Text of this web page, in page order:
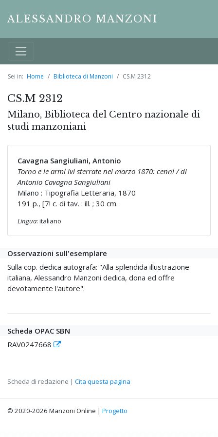
ALESSANDRO MANZONI
Sei in: Home Biblioteca di Manzoni CS.M 2312
CS.M 2312
Milano, Biblioteca del Centro nazionale di
studi manzoniani
Cavagna Sangiuliani, Antonio
Torno e le armi ivi sterrate nel marzo 1870: cenni / di
Antonio Cavagna Sangiuliani
Milano : Tipografia Letteraria, 1870
191 p., [7! c. di tav. : ill. ; 30 cm.
Lingua: italiano
Osservazioni sull'esemplare
Sulla cop. dedica autografa: "Alla splendida illustrazione
italiana, Alessandro Manzoni dedica, dona ed offre
devotamente l'autore".
Scheda OPAC SBN
RAV0247668
Scheda di redazione | Cita questa pagina
© 2020-2026 Manzoni Online | Progetto